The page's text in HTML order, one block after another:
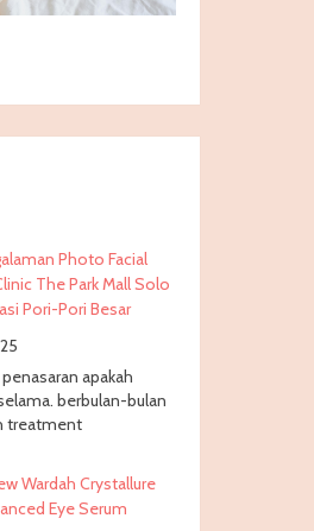
Photo Facial
The Park Mall Solo
Pori-Pori Besar
apakah
berbulan-bulan
treatment
Wardah Crystallure
Eye Serum